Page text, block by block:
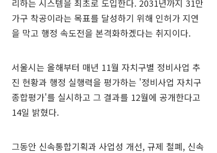
리하는 시스템을 최초로 도입한다. 2031년까지 31만
가구 착공이라는 목표를 달성하기 위해 인허가 지연
을 막고 행정 속도전을 본격화하겠다는 취지이다.
서울시는 올해부터 매년 11월 자치구별 정비사업 추
진 현황과 행정 실행력을 평가하는 '정비사업 자치구
종합평가'를 실시하고 그 결과를 12월에 공개한다고
14일 밝혔다.
그동안 신속통합기획과 사업성 개선, 규제 철폐, 신속